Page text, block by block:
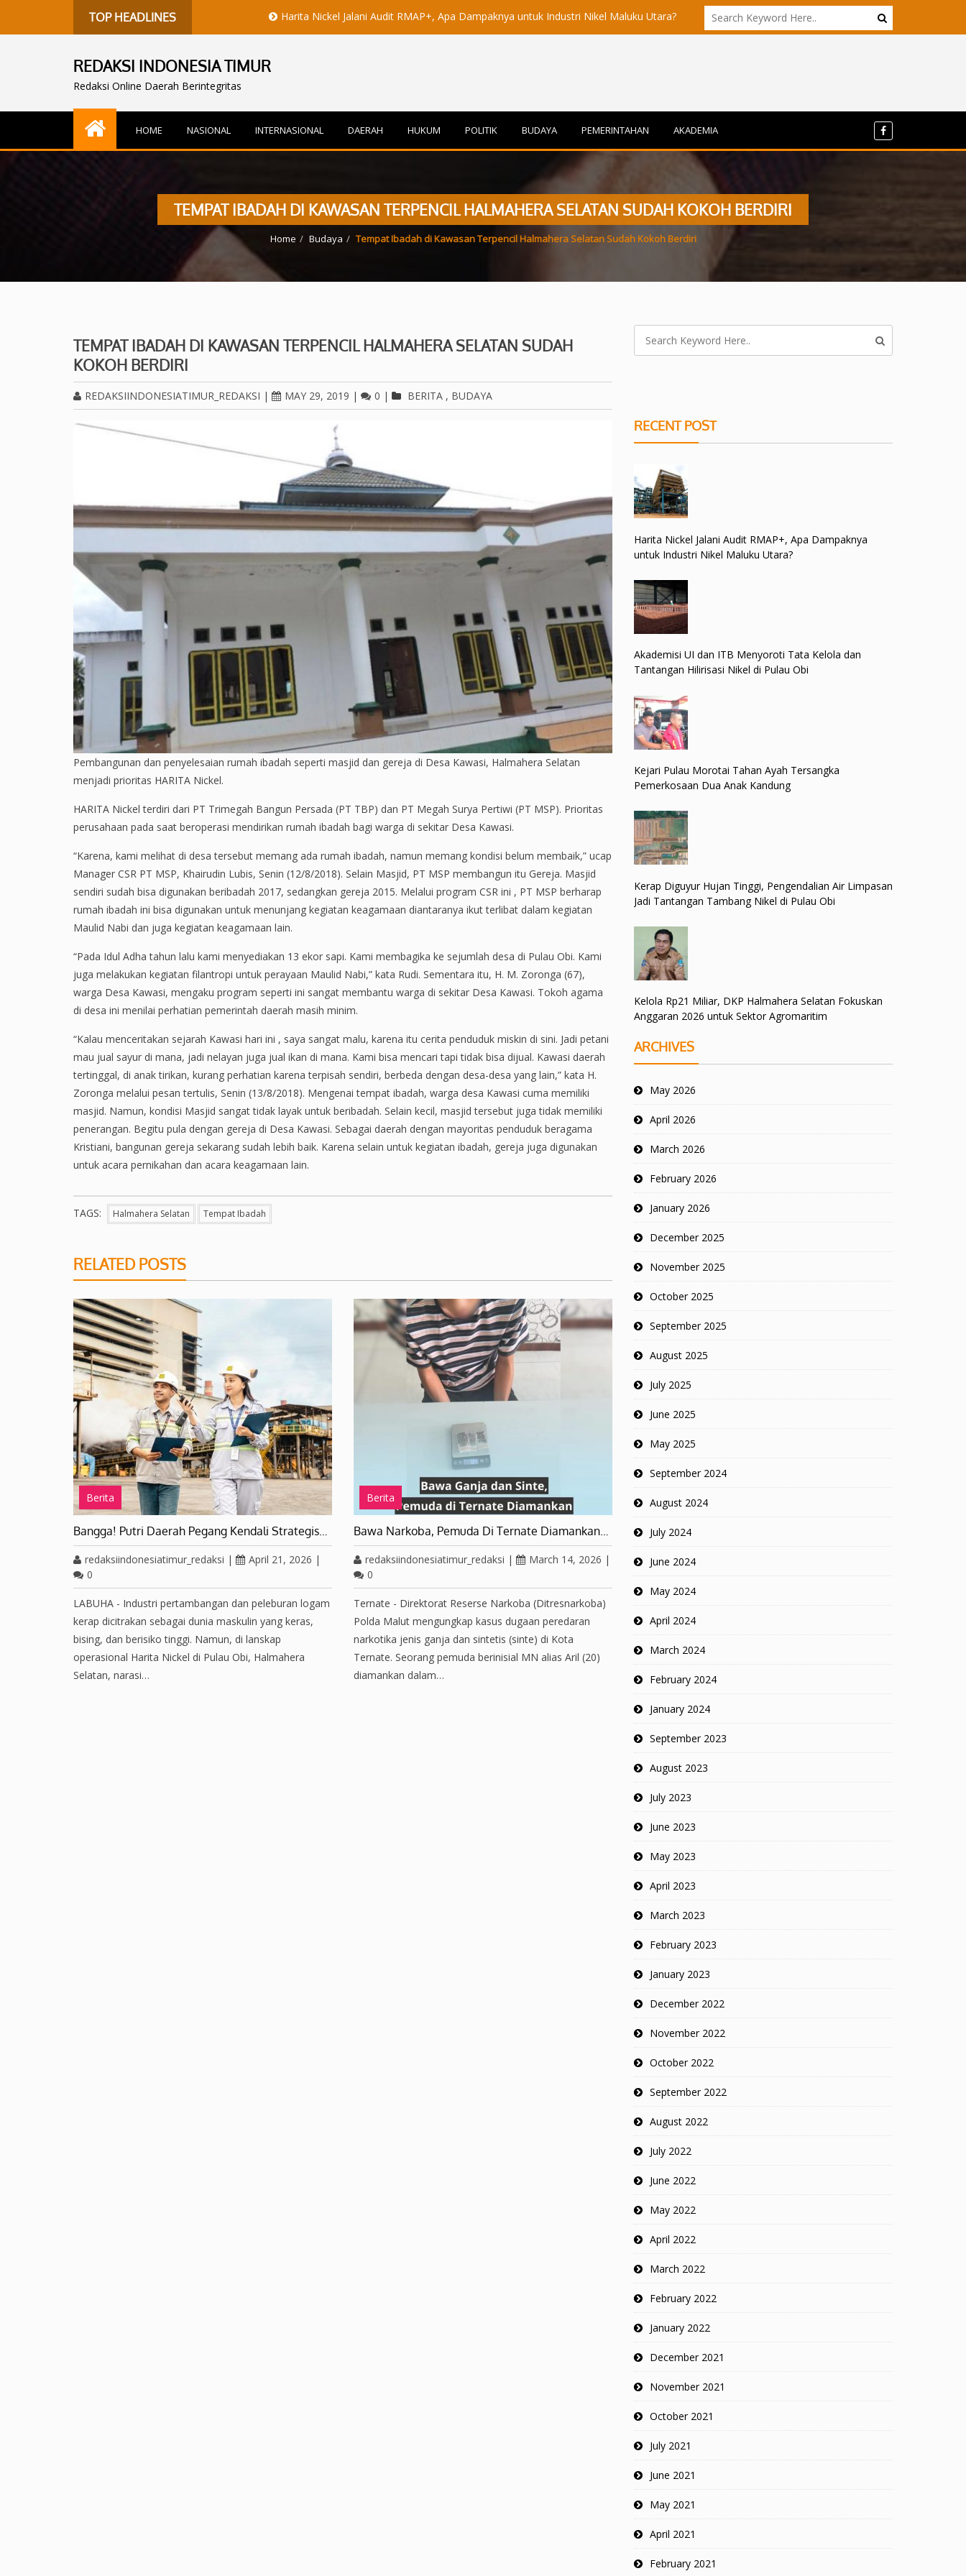
TOP HEADLINES Harita Nickel Jalani Audit RMAP+, Apa Dampaknya untuk Industri Nikel Maluku Utara? Akademisi UI dan ITB Menyoroti Tata Kelola dan Tantangan
REDAKSI INDONESIA TIMUR
Redaksi Online Daerah Berintegritas
HOME NASIONAL INTERNASIONAL DAERAH HUKUM POLITIK BUDAYA PEMERINTAHAN AKADEMIA
TEMPAT IBADAH DI KAWASAN TERPENCIL HALMAHERA SELATAN SUDAH KOKOH BERDIRI
Home Budaya Tempat Ibadah di Kawasan Terpencil Halmahera Selatan Sudah Kokoh Berdiri
TEMPAT IBADAH DI KAWASAN TERPENCIL HALMAHERA SELATAN SUDAH
KOKOH BERDIRI
REDAKSIINDONESIATIMUR_REDAKSI | MAY 29, 2019 | 0 | BERITA , BUDAYA
Pembangunan dan penyelesaian rumah ibadah seperti masjid dan gereja di Desa Kawasi, Halmahera Selatan
menjadi prioritas HARITA Nickel.
HARITA Nickel terdiri dari PT Trimegah Bangun Persada (PT TBP) dan PT Megah Surya Pertiwi (PT MSP). Prioritas
perusahaan pada saat beroperasi mendirikan rumah ibadah bagi warga di sekitar Desa Kawasi.
“Karena, kami melihat di desa tersebut memang ada rumah ibadah, namun memang kondisi belum membaik,” ucap
Manager CSR PT MSP, Khairudin Lubis, Senin (12/8/2018). Selain Masjid, PT MSP membangun itu Gereja. Masjid
sendiri sudah bisa digunakan beribadah 2017, sedangkan gereja 2015. Melalui program CSR ini , PT MSP berharap
rumah ibadah ini bisa digunakan untuk menunjang kegiatan keagamaan diantaranya ikut terlibat dalam kegiatan
Maulid Nabi dan juga kegiatan keagamaan lain.
“Pada Idul Adha tahun lalu kami menyediakan 13 ekor sapi. Kami membagika ke sejumlah desa di Pulau Obi. Kami
juga melakukan kegiatan filantropi untuk perayaan Maulid Nabi,” kata Rudi. Sementara itu, H. M. Zoronga (67),
warga Desa Kawasi, mengaku program seperti ini sangat membantu warga di sekitar Desa Kawasi. Tokoh agama
di desa ini menilai perhatian pemerintah daerah masih minim.
“Kalau menceritakan sejarah Kawasi hari ini , saya sangat malu, karena itu cerita penduduk miskin di sini. Jadi petani
mau jual sayur di mana, jadi nelayan juga jual ikan di mana. Kami bisa mencari tapi tidak bisa dijual. Kawasi daerah
tertinggal, di anak tirikan, kurang perhatian karena terpisah sendiri, berbeda dengan desa-desa yang lain,” kata H.
Zoronga melalui pesan tertulis, Senin (13/8/2018). Mengenai tempat ibadah, warga desa Kawasi cuma memiliki
masjid. Namun, kondisi Masjid sangat tidak layak untuk beribadah. Selain kecil, masjid tersebut juga tidak memiliki
penerangan. Begitu pula dengan gereja di Desa Kawasi. Sebagai daerah dengan mayoritas penduduk beragama
Kristiani, bangunan gereja sekarang sudah lebih baik. Karena selain untuk kegiatan ibadah, gereja juga digunakan
untuk acara pernikahan dan acara keagamaan lain.
TAGS: Halmahera Selatan Tempat Ibadah
RELATED POSTS
Berita
Bangga! Putri Daerah Pegang Kendali Strategis…
redaksiindonesiatimur_redaksi | April 21, 2026 |
0
LABUHA - Industri pertambangan dan peleburan logam
kerap dicitrakan sebagai dunia maskulin yang keras,
bising, dan berisiko tinggi. Namun, di lanskap
operasional Harita Nickel di Pulau Obi, Halmahera
Selatan, narasi…
Berita
Bawa Narkoba, Pemuda Di Ternate Diamankan…
redaksiindonesiatimur_redaksi | March 14, 2026 |
0
Ternate - Direktorat Reserse Narkoba (Ditresnarkoba)
Polda Malut mengungkap kasus dugaan peredaran
narkotika jenis ganja dan sintetis (sinte) di Kota
Ternate. Seorang pemuda berinisial MN alias Aril (20)
diamankan dalam…
RECENT POST
Harita Nickel Jalani Audit RMAP+, Apa Dampaknya
untuk Industri Nikel Maluku Utara?
Akademisi UI dan ITB Menyoroti Tata Kelola dan
Tantangan Hilirisasi Nikel di Pulau Obi
Kejari Pulau Morotai Tahan Ayah Tersangka
Pemerkosaan Dua Anak Kandung
Kerap Diguyur Hujan Tinggi, Pengendalian Air Limpasan
Jadi Tantangan Tambang Nikel di Pulau Obi
Kelola Rp21 Miliar, DKP Halmahera Selatan Fokuskan
Anggaran 2026 untuk Sektor Agromaritim
ARCHIVES
May 2026
April 2026
March 2026
February 2026
January 2026
December 2025
November 2025
October 2025
September 2025
August 2025
July 2025
June 2025
May 2025
September 2024
August 2024
July 2024
June 2024
May 2024
April 2024
March 2024
February 2024
January 2024
September 2023
August 2023
July 2023
June 2023
May 2023
April 2023
March 2023
February 2023
January 2023
December 2022
November 2022
October 2022
September 2022
August 2022
July 2022
June 2022
May 2022
April 2022
March 2022
February 2022
January 2022
December 2021
November 2021
October 2021
July 2021
June 2021
May 2021
April 2021
February 2021